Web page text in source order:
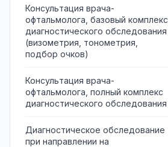
Консультация врача-
офтальмолога, базовый комплекс
диагностического обследования
(визометрия, тонометрия,
подбор очков)
Консультация врача-
офтальмолога, полный комплекс
диагностического обследования
Диагностическое обследование
при направлении на